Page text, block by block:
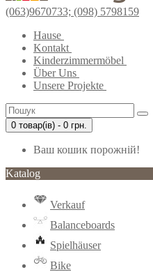
(063)9670733; (098) 5798159
Hause
Kontakt
Kinderzimmermöbel
Über Uns
Unsere Projekte
0 товар(ів) - 0 грн.
Ваш кошик порожній!
Katalog
Verkauf
Balanceboards
Spielhäuser
Bike